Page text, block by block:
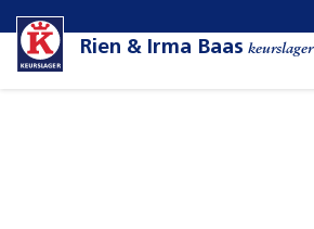
Rien & Irma Baas keurslager